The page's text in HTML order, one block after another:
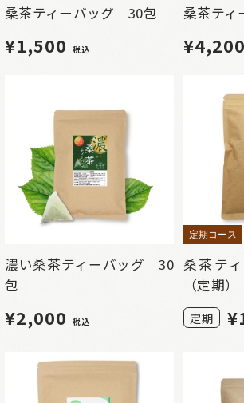
桑茶ティーバッグ 30包
¥1,500 税込
桑茶テ
¥4,200
濃い桑茶ティーバッグ 30
包
¥2,000 税込
定期コース
桑茶テ
（定期）
定期 ¥